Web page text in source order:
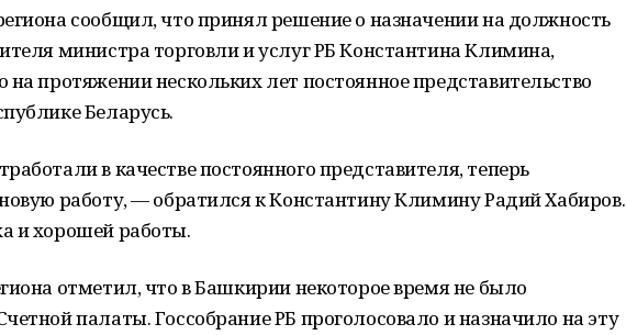
сообщил, что принял решение о назначении на должность
министра торговли и услуг РБ Константина Климина,
на протяжении нескольких лет постоянное представительство
Беларусь.
в качестве постоянного представителя, теперь
работу, — обратился к Константину Климину Радий Хабиров.
и хорошей работы.
отметил, что в Башкирии некоторое время не было
палаты. Госсобрание РБ проголосовало и назначило на эту